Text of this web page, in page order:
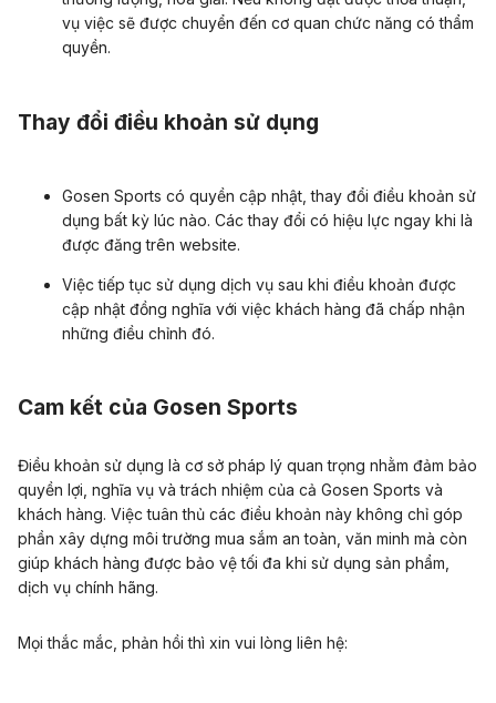
vụ việc sẽ được chuyển đến cơ quan chức năng có thẩm
quyền.
Thay đổi điều khoản sử dụng
Gosen Sports có quyền cập nhật, thay đổi điều khoản sử
dụng bất kỳ lúc nào. Các thay đổi có hiệu lực ngay khi là
được đăng trên website.
Việc tiếp tục sử dụng dịch vụ sau khi điều khoản được
cập nhật đồng nghĩa với việc khách hàng đã chấp nhận
những điều chỉnh đó.
Cam kết của Gosen Sports
Điều khoản sử dụng là cơ sở pháp lý quan trọng nhằm đảm bảo
quyền lợi, nghĩa vụ và trách nhiệm của cả Gosen Sports và
khách hàng. Việc tuân thủ các điều khoản này không chỉ góp
phần xây dựng môi trường mua sắm an toàn, văn minh mà còn
giúp khách hàng được bảo vệ tối đa khi sử dụng sản phẩm,
dịch vụ chính hãng.
Mọi thắc mắc, phản hồi thì xin vui lòng liên hệ: